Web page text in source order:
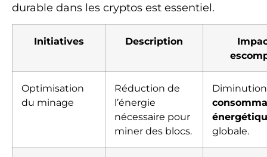
durable dans les cryptos est essentiel.
Initiatives Description
Optimisation
du minage
Réduction de
l’énergie
nécessaire pour
miner des blocs.
globale.